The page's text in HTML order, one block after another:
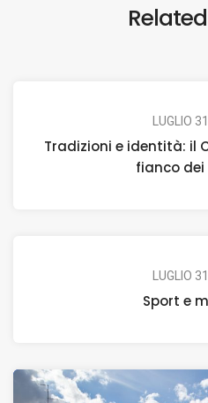
LUGLIO
Tradizioni e identità: il
fianco
LUGLIO
Sport e